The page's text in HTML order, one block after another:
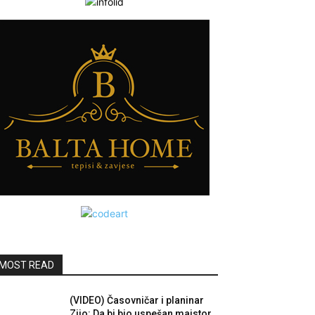
READ
(VIDEO) Časovničar i planinar